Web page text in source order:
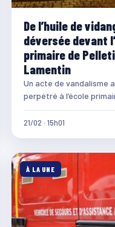
De l’huile de
déversée devant
primaire de
Lamentin
Un acte de vandalisme
perpétré à l’école
Pelletier au Lamentin.
l’huile…
21/02 · 15h01
À LA UNE